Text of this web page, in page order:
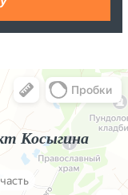
Косыгина